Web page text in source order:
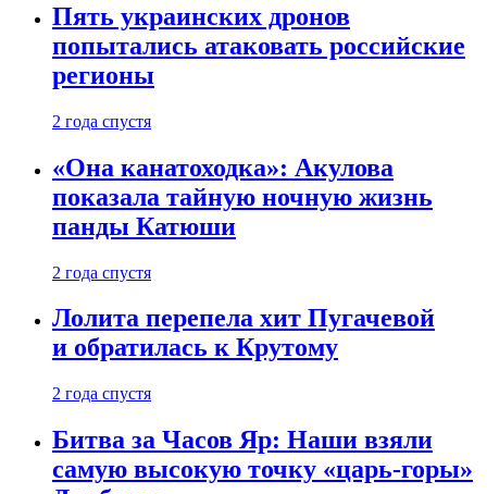
Пять украинских дронов
попытались атаковать российские
регионы
2 года спустя
«Она канатоходка»: Акулова
показала тайную ночную жизнь
панды Катюши
2 года спустя
Лолита перепела хит Пугачевой
и обратилась к Крутому
2 года спустя
Битва за Часов Яр: Наши взяли
самую высокую точку «царь-горы»